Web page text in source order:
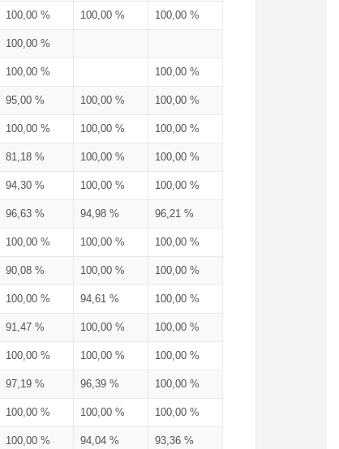
100,00 % 100,00 % 100,00 %
100,00 %
100,00 % 100,00 %
95,00 % 100,00 % 100,00 %
100,00 % 100,00 % 100,00 %
81,18 % 100,00 % 100,00 %
94,30 % 100,00 % 100,00 %
96,63 % 94,98 % 96,21 %
100,00 % 100,00 % 100,00 %
90,08 % 100,00 % 100,00 %
100,00 % 94,61 % 100,00 %
91,47 % 100,00 % 100,00 %
100,00 % 100,00 % 100,00 %
97,19 % 96,39 % 100,00 %
100,00 % 100,00 % 100,00 %
100,00 % 94,04 % 93,36 %